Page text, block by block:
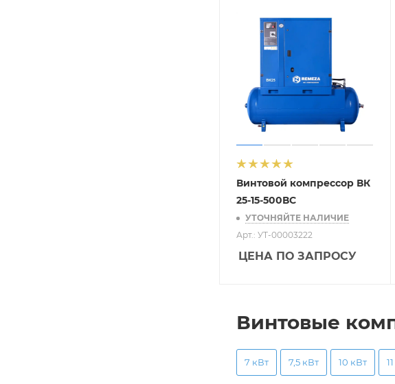
Винтовой компрессор ВК
25-15-500ВС
УТОЧНЯЙТЕ НАЛИЧИЕ
Арт.: УТ-00003222
ЦЕНА ПО ЗАПРОСУ
Винтовые
7 кВт 7,5 кВт 10 кВт